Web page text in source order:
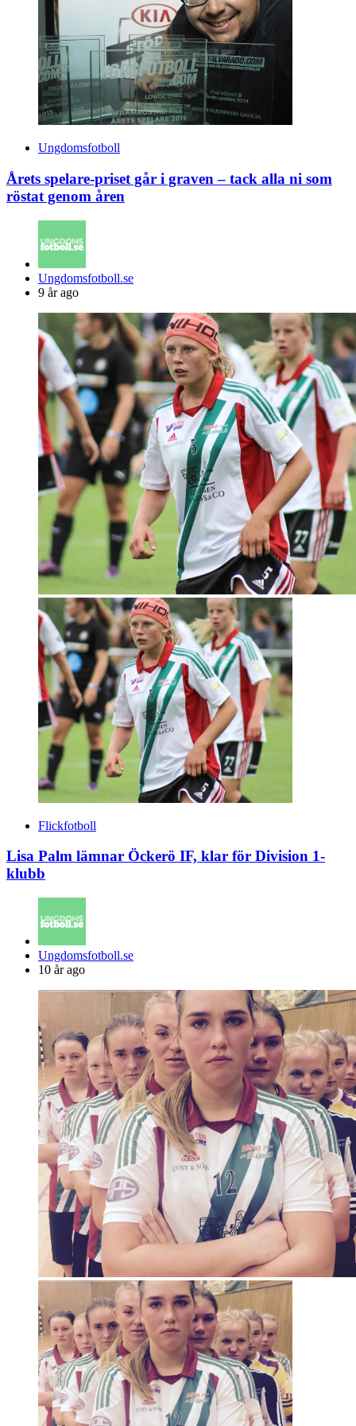
Ungdomsfotboll
Årets spelare-priset går i graven – tack alla ni som
röstat genom åren
Posted
by
Ungdomsfotboll.se
9 år ago
Flickfotboll
Lisa Palm lämnar Öckerö IF, klar för Division 1-
klubb
Posted
by
Ungdomsfotboll.se
10 år ago